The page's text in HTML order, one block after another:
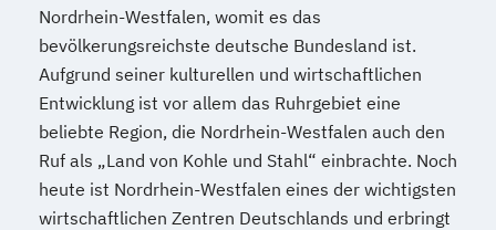
Nordrhein-Westfalen, womit es das
bevölkerungsreichste deutsche Bundesland ist.
Aufgrund seiner kulturellen und wirtschaftlichen
Entwicklung ist vor allem das Ruhrgebiet eine
beliebte Region, die Nordrhein-Westfalen auch den
Ruf als „Land von Kohle und Stahl“ einbrachte. Noch
heute ist Nordrhein-Westfalen eines der wichtigsten
wirtschaftlichen Zentren Deutschlands und erbringt